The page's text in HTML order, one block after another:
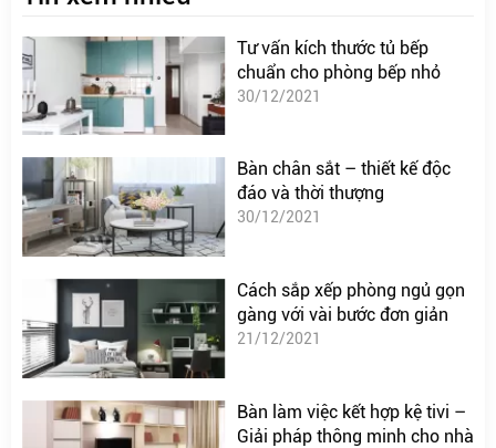
Tư vấn kích thước tủ bếp
chuẩn cho phòng bếp nhỏ
30/12/2021
Bàn chân sắt – thiết kế độc
đáo và thời thượng
30/12/2021
Cách sắp xếp phòng ngủ gọn
gàng với vài bước đơn giản
21/12/2021
Bàn làm việc kết hợp kệ tivi –
Giải pháp thông minh cho nhà